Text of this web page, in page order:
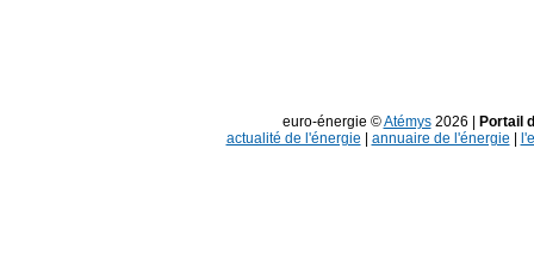
euro-énergie ©Atémys2026 |
Portail
actualité de l'énergie
annuaire de l'énergie